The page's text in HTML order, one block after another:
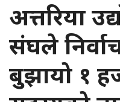
अत्तरिया
संघले
बुझायो १